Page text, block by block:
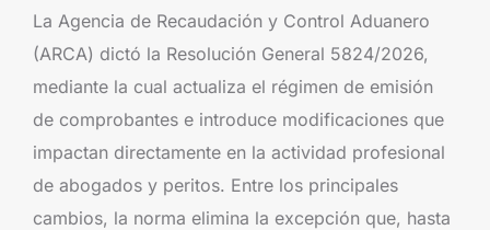
La Agencia de Recaudación y Control Aduanero
(ARCA) dictó la Resolución General 5824/2026,
mediante la cual actualiza el régimen de emisión
de comprobantes e introduce modificaciones que
impactan directamente en la actividad profesional
de abogados y peritos. Entre los principales
cambios, la norma elimina la excepción que, hasta